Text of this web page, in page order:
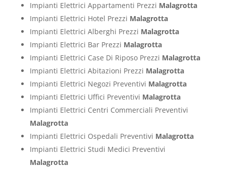
Impianti Elettrici Appartamenti Prezzi Malagrotta
Impianti Elettrici Hotel Prezzi Malagrotta
Impianti Elettrici Alberghi Prezzi Malagrotta
Impianti Elettrici Bar Prezzi Malagrotta
Impianti Elettrici Case Di Riposo Prezzi Malagrotta
Impianti Elettrici Abitazioni Prezzi Malagrotta
Impianti Elettrici Negozi Preventivi Malagrotta
Impianti Elettrici Uffici Preventivi Malagrotta
Impianti Elettrici Centri Commerciali Preventivi
Malagrotta
Impianti Elettrici Ospedali Preventivi Malagrotta
Impianti Elettrici Studi Medici Preventivi
Malagrotta